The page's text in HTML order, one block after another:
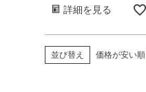
詳細を見る
並び替え 価格が安い順